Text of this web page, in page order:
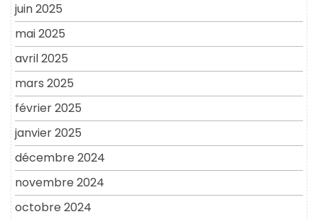
juin 2025
mai 2025
avril 2025
mars 2025
février 2025
janvier 2025
décembre 2024
novembre 2024
octobre 2024